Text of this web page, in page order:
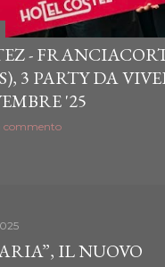
-
3 PARTY DA
'25
commento
IL NUOVO